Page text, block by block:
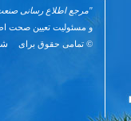
"مرجع اطلاع رسانی
و مسئوليت تعیین صحت
© تمامی حقوق برای